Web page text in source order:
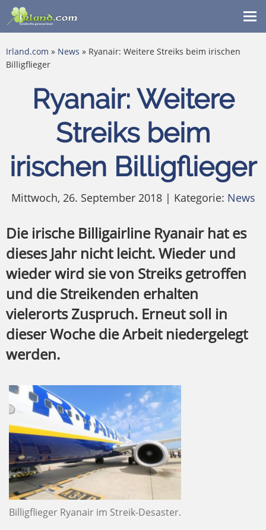
Irland.com » News » Ryanair: Weitere Streiks beim irischen
Billigflieger
Ryanair: Weitere
Streiks beim
irischen Billigflieger
Mittwoch, 26. September 2018 | Kategorie: News
Die irische Billigairline Ryanair hat es
dieses Jahr nicht leicht. Wieder und
wieder wird sie von Streiks getroffen
und die Streikenden erhalten
vielerorts Zuspruch. Erneut soll in
dieser Woche die Arbeit niedergelegt
werden.
Billigflieger Ryanair im Streik-Desaster.